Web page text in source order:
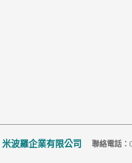
米波羅企業有限公司 聯絡電話：